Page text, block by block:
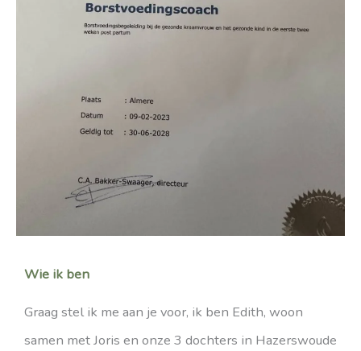
Wie ik ben
Graag stel ik me aan je voor, ik ben Edith, woon
samen met Joris en onze 3 dochters in Hazerswoude